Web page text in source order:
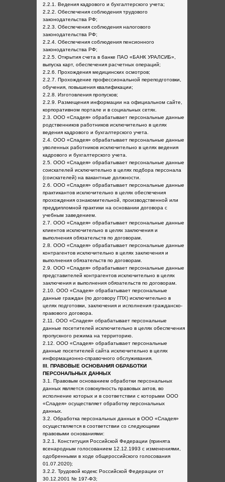
2.2.1. Ведения кадрового и бухгалтерского учета;
2.2.2. Обеспечения соблюдения трудового
законодательства РФ;
2.2.3. Обеспечения соблюдения налогового
законодательства РФ;
2.2.4. Обеспечения соблюдения пенсионного
законодательства РФ;
2.2.5. Открытия счета в банке ПАО «БАНК УРАЛСИБ»,
выпуска карт, обеспечения расчетных операций;
2.2.6. Прохождения медицинских осмотров;
2.2.7. Прохождение профессиональной переподготовки,
обучения, повышения квалификации;
2.2.8. Изготовления пропусков;
2.2.9. Размещения информации на официальном сайте,
корпоративном портале и в социальных сетях.
2.3. ООО «Сладея» обрабатывает персональные данные
родственников работников исключительно в целях
ведения кадрового и бухгалтерского учета.
2.4. ООО «Сладея» обрабатывает персональные данные
уволенных работников исключительно в целях ведения
кадрового и бухгалтерского учета.
2.5. ООО «Сладея» обрабатывает персональные данные
соискателей исключительно в целях подбора персонала
(соискателей) на вакантные должности.
2.6. ООО «Сладея» обрабатывает персональные данные
практикантов исключительно в целях обеспечения
прохождения ознакомительной, производственной или
преддипломной практики на основании договора с
учебным заведением.
2.7. ООО «Сладея» обрабатывает персональные данные
клиентов исключительно в целях заключения и
выполнения обязательств по договорам.
2.8. ООО «Сладея» обрабатывает персональные данные
контрагентов исключительно в целях заключения и
выполнения обязательств по договорам.
2.9. ООО «Сладея» обрабатывает персональные данные
представителей контрагентов исключительно в целях
заключения и выполнения обязательств по договорам.
2.10. ООО «Сладея» обрабатывает персональные
данные граждан (по договору ГПХ) исключительно в
целях подготовки, заключения и исполнения гражданско-
правового договора.
2.11. ООО «Сладея» обрабатывает персональные
данные посетителей исключительно в целях обеспечения
пропускного режима на территорию.
2.12. ООО «Сладея» обрабатывает персональные
данные посетителей сайта исключительно в целях
информационно-справочного обслуживания.
III. ПРАВОВЫЕ ОСНОВАНИЯ ОБРАБОТКИ
ПЕРСОНАЛЬНЫХ ДАННЫХ
3.1. Правовым основанием обработки персональных
данных является совокупность правовых актов, во
исполнение которых и в соответствии с которыми ООО
«Сладея» осуществляет обработку персональных
данных.
3.2. Обработка персональных данных в ООО «Сладея»
осуществляется в соответствии со следующими
правовыми основаниями:
3.2.1. Конституция Российской Федерации (принята
всенародным голосованием 12.12.1993 с изменениями,
одобренными в ходе общероссийского голосования
01.07.2020);
3.2.2. Трудовой кодекс Российской Федерации от
30.12.2001 № 197-ФЗ;